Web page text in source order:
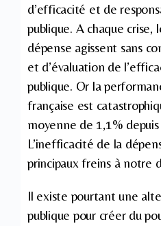
d’efficacité et de
publique. A chaque crise,
dépense agissent sans
et d’évaluation de
publique. Or la
française est
moyenne de 1,1%
L’inefficacité de la
principaux freins à notre
Il existe pourtant une
publique pour créer du